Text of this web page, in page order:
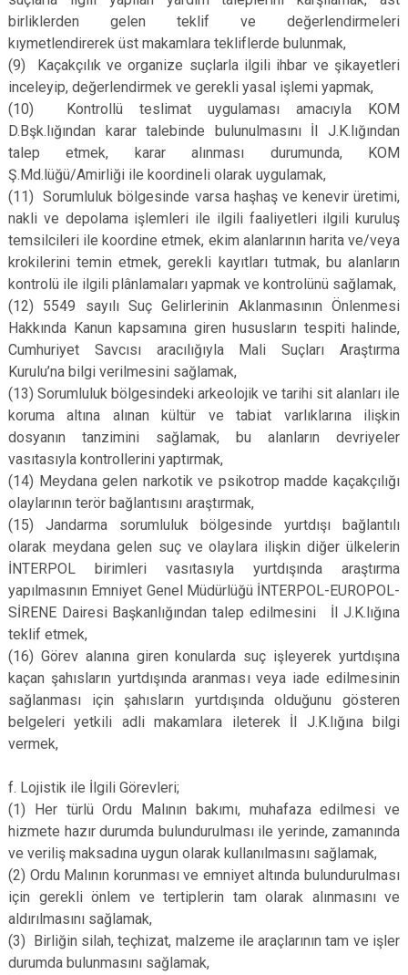
birliklerden gelen teklif ve değerlendirmeleri
kıymetlendirerek üst makamlara tekliflerde bulunmak,
(9)
Kaçakçılık ve organize suçlarla ilgili ihbar ve şikayetleri
inceleyip, değerlendirmek ve gerekli yasal işlemi yapmak,
(10)
Kontrollü teslimat uygulaması amacıyla KOM
D.Bşk.lığından karar talebinde bulunulmasını İl J.K.lığından
talep etmek, karar alınması durumunda, KOM
Ş.Md.lüğü/Amirliği ile koordineli olarak uygulamak,
(11) Sorumluluk bölgesinde varsa haşhaş ve kenevir üretimi,
nakli ve depolama işlemleri ile ilgili faaliyetleri ilgili kuruluş
temsilcileri ile koordine etmek, ekim alanlarının harita ve/veya
krokilerini temin etmek, gerekli kayıtları tutmak, bu alanların
kontrolü ile ilgili plânlamaları yapmak ve kontrolünü sağlamak,
(12) 5549 sayılı Suç Gelirlerinin Aklanmasının Önlenmesi
Hakkında Kanun kapsamına giren hususların tespiti halinde,
Cumhuriyet Savcısı aracılığıyla Mali Suçları Araştırma
Kurulu’na bilgi verilmesini sağlamak,
(13) Sorumluluk bölgesindeki arkeolojik ve tarihi sit alanları ile
koruma altına alınan kültür ve tabiat varlıklarına ilişkin
dosyanın tanzimini sağlamak, bu alanların devriyeler
vasıtasıyla kontrollerini yaptırmak,
(14) Meydana gelen narkotik ve psikotrop madde kaçakçılığı
olaylarının terör bağlantısını araştırmak,
(15)
Jandarma sorumluluk bölgesinde yurtdışı bağlantılı
olarak meydana gelen suç ve olaylara ilişkin diğer ülkelerin
İNTERPOL birimleri vasıtasıyla yurtdışında araştırma
yapılmasının Emniyet Genel Müdürlüğü İNTERPOL-EUROPOL-
SİRENE Dairesi Başkanlığından talep edilmesini İl J.K.lığına
teklif etmek,
(16) Görev alanına giren konularda suç işleyerek yurtdışına
kaçan şahısların yurtdışında aranması veya iade edilmesinin
sağlanması için şahısların yurtdışında olduğunu gösteren
belgeleri yetkili adli makamlara ileterek İl J.K.lığına bilgi
vermek,
f. Lojistik ile İlgili Görevleri;
(1)
Her türlü Ordu Malının bakımı, muhafaza edilmesi ve
hizmete hazır durumda bulundurulması ile yerinde, zamanında
ve veriliş maksadına uygun olarak kullanılmasını sağlamak,
(2) Ordu Malının korunması ve emniyet altında bulundurulması
için gerekli önlem ve tertiplerin tam olarak alınmasını ve
aldırılmasını sağlamak,
(3) Birliğin silah, teçhizat, malzeme ile araçlarının tam ve işler
durumda bulunmasını sağlamak,